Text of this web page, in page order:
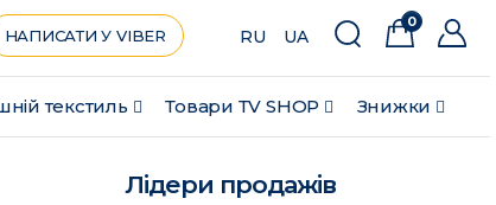
текстиль Товари ТV SHOP Знижки
НАПИСАТИ У VIBER RU UA
0
Лідери продажів